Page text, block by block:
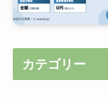
カテゴリー